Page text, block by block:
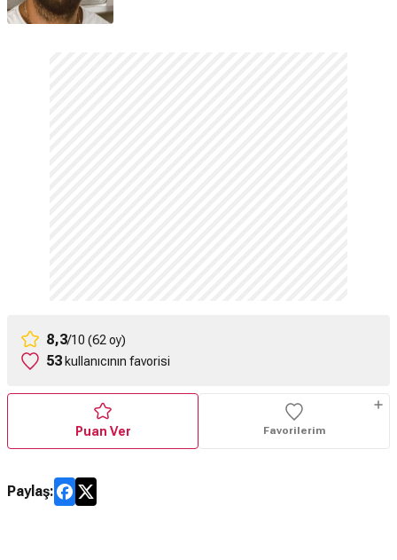
8,3/10 (62 oy)
53 kullanıcının favorisi
Puan Ver Favorilerim
Paylaş: